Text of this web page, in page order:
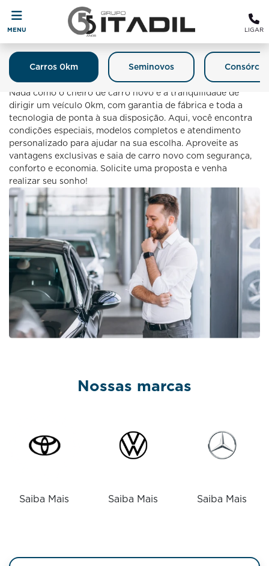
MENU LIGAR
Carros 0km Seminovos Consórcio
Carro 0km
Nada como o cheiro de carro novo e a tranquilidade de
dirigir um veículo 0km, com garantia de fábrica e toda a
tecnologia de ponta à sua disposição. Aqui, você encontra
condições especiais, modelos completos e atendimento
personalizado para ajudar na sua escolha. Aproveite as
vantagens exclusivas e saia de carro novo com segurança,
conforto e economia. Solicite uma proposta e venha
realizar seu sonho!
Nossas marcas
Saiba Mais Saiba Mais Saiba Mais